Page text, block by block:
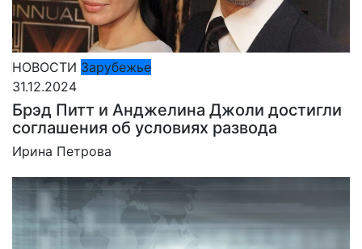
НОВОСТИ Зарубежье
31.12.2024
Брэд Питт и Анджелина Джоли достигли
соглашения об условиях развода
Ирина Петрова